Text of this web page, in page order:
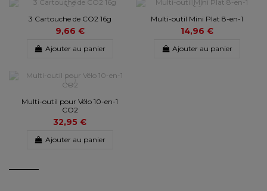
3 Cartouche de CO2 16g
9,66 €
Ajouter au panier
Multi-outil Mini Plat 8-en-1
14,96 €
Ajouter au panier
Multi-outil pour Vélo 10-en-1
CO2
32,95 €
Ajouter au panier